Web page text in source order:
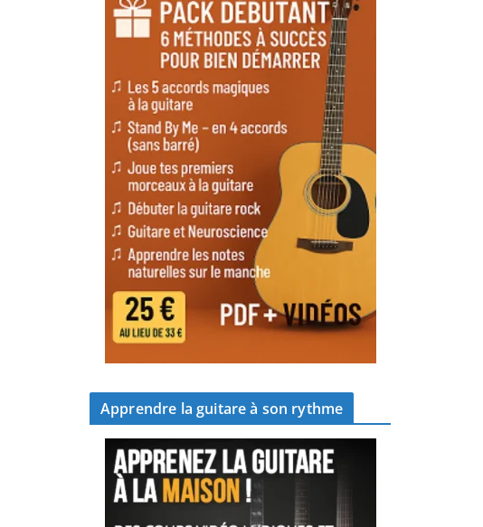
Apprendre la guitare à son rythme